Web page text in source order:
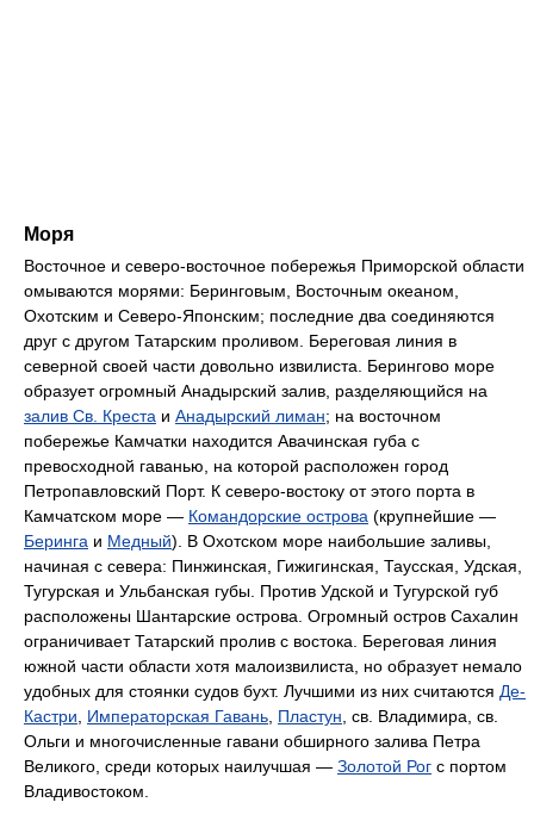
Моря
Восточное и северо-восточное побережья Приморской области
омываются морями: Беринговым, Восточным океаном,
Охотским и Северо-Японским; последние два соединяются
друг с другом Татарским проливом. Береговая линия в
северной своей части довольно извилиста. Берингово море
образует огромный Анадырский залив, разделяющийся на
залив Св. Креста и Анадырский лиман; на восточном
побережье Камчатки находится Авачинская губа с
превосходной гаванью, на которой расположен город
Петропавловский Порт. К северо-востоку от этого порта в
Камчатском море — Командорские острова (крупнейшие —
Беринга и Медный). В Охотском море наибольшие заливы,
начиная с севера: Пинжинская, Гижигинская, Таусская, Удская,
Тугурская и Ульбанская губы. Против Удской и Тугурской губ
расположены Шантарские острова. Огромный остров Сахалин
ограничивает Татарский пролив с востока. Береговая линия
южной части области хотя малоизвилиста, но образует немало
удобных для стоянки судов бухт. Лучшими из них считаются Де-
Кастри, Императорская Гавань, Пластун, св. Владимира, св.
Ольги и многочисленные гавани обширного залива Петра
Великого, среди которых наилучшая — Золотой Рог с портом
Владивостоком.